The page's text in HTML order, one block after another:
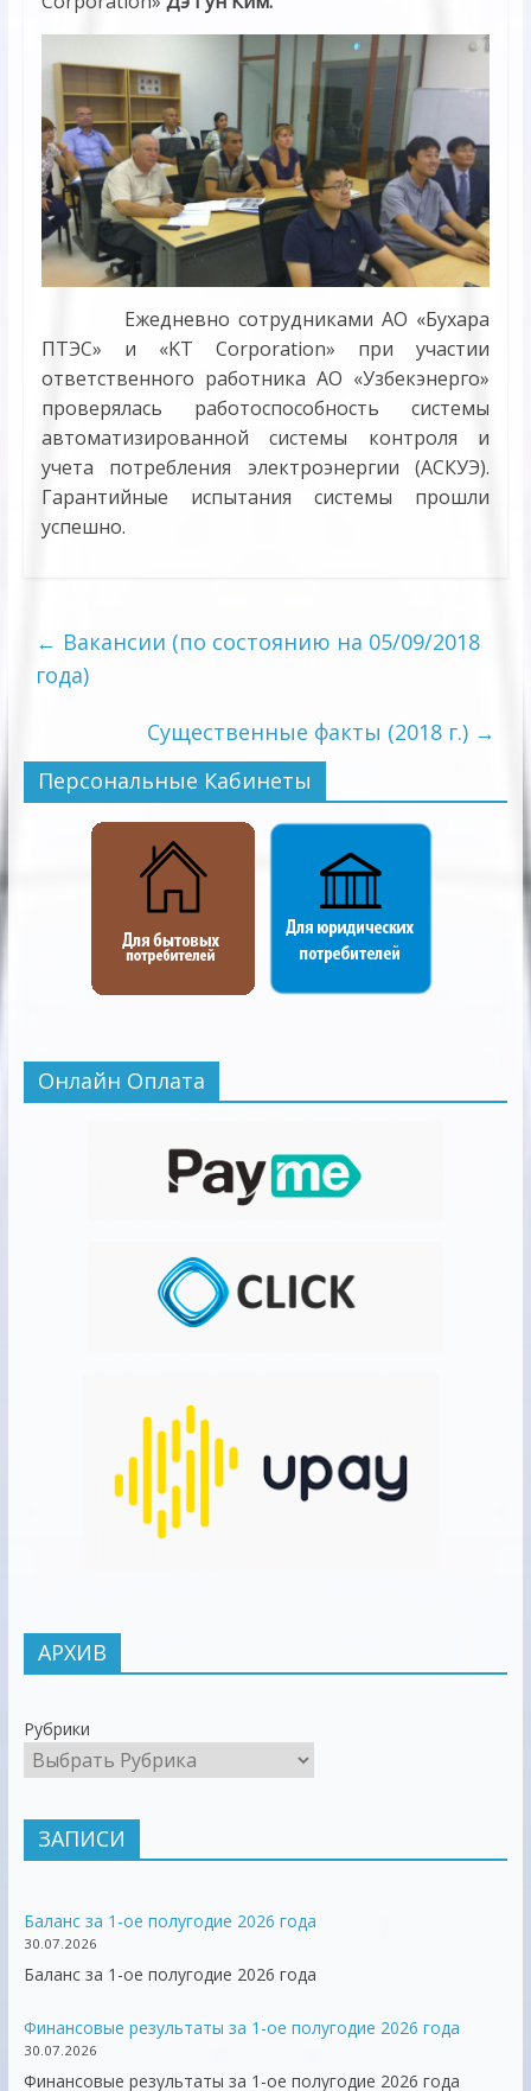
Ежедневно сотрудниками АО «Бухара
ПТЭС» и «KT Corporation» при участии
ответственного работника АО «Узбекэнерго»
проверялась работоспособность системы
автоматизированной системы контроля и
учета потребления электроэнергии (АСКУЭ).
Гарантийные испытания системы прошли
успешно.
← Вакансии (по состоянию на 05/09/2018
года)
Существенные факты (2018 г.) →
Персональные Кабинеты
Онлайн Оплата
АРХИВ
Рубрики
ЗАПИСИ
Баланс за 1-ое полугодие 2026 года
30.07.2026
Баланс за 1-ое полугодие 2026 года
Финансовые результаты за 1-ое полугодие 2026 года
30.07.2026
Финансовые результаты за 1-ое полугодие 2026 года